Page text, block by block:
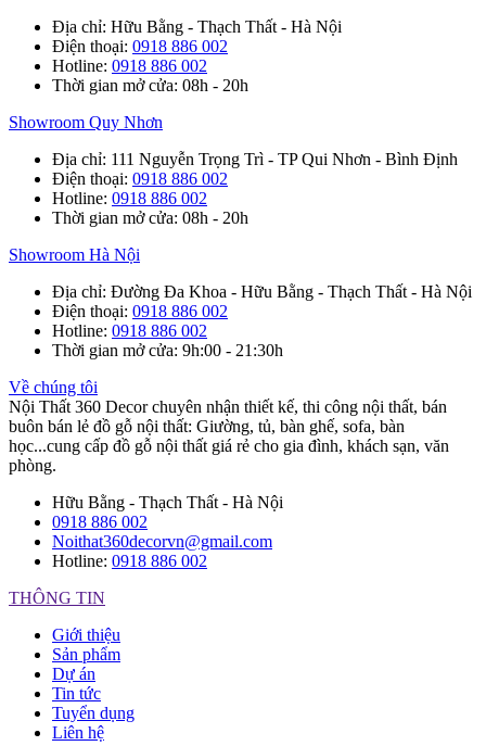
Địa chỉ: Hữu Bằng - Thạch Thất - Hà Nội
Điện thoại: 0918 886 002
Hotline: 0918 886 002
Thời gian mở cửa: 08h - 20h
Showroom Quy Nhơn
Địa chỉ: 111 Nguyễn Trọng Trì - TP Qui Nhơn - Bình Định
Điện thoại: 0918 886 002
Hotline: 0918 886 002
Thời gian mở cửa: 08h - 20h
Showroom Hà Nội
Địa chỉ: Đường Đa Khoa - Hữu Bằng - Thạch Thất - Hà Nội
Điện thoại: 0918 886 002
Hotline: 0918 886 002
Thời gian mở cửa: 9h:00 - 21:30h
Về chúng tôi
Nội Thất 360 Decor chuyên nhận thiết kế, thi công nội thất, bán
buôn bán lẻ đồ gỗ nội thất: Giường, tủ, bàn ghế, sofa, bàn
học...cung cấp đồ gỗ nội thất giá rẻ cho gia đình, khách sạn, văn
phòng.
Hữu Bằng - Thạch Thất - Hà Nội
0918 886 002
Noithat360decorvn@gmail.com
Hotline: 0918 886 002
THÔNG TIN
Giới thiệu
Sản phẩm
Dự án
Tin tức
Tuyển dụng
Liên hệ